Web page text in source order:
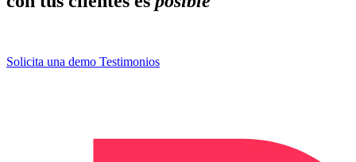
Solicita una demo Testimonios